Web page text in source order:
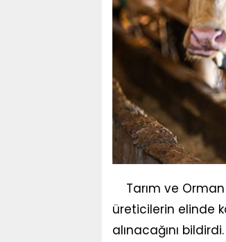
Tarım ve
üreticilerin elinde
alınacağını bildirdi.